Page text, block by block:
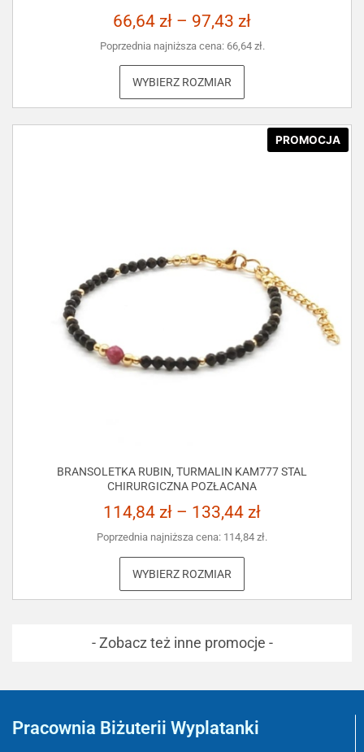
66,64 zł – 97,43 zł
Poprzednia najniższa cena: 66,64 zł.
WYBIERZ ROZMIAR
PROMOCJA
BRANSOLETKA RUBIN, TURMALIN KAM777 STAL
CHIRURGICZNA POZŁACANA
114,84 zł – 133,44 zł
Poprzednia najniższa cena: 114,84 zł.
WYBIERZ ROZMIAR
- Zobacz też inne promocje -
Pracownia Biżuterii Wyplatanki